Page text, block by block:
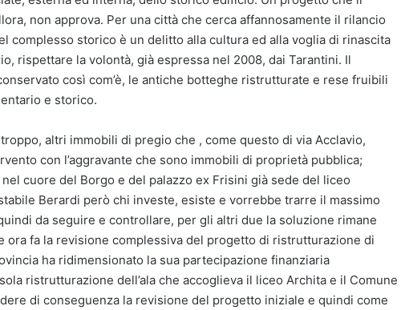
non approva. Per una città che cerca affannosamente il rilancio
complesso storico è un delitto alla cultura ed alla voglia di rinascita
rispettare la volontà, già espressa nel 2008, dai Tarantini. Il
così com’è, le antiche botteghe ristrutturate e rese fruibili
e storico.
altri immobili di pregio che , come questo di via Acclavio,
con l’aggravante che sono immobili di proprietà pubblica;
cuore del Borgo e del palazzo ex Frisini già sede del liceo
Berardi però chi investe, esiste e vorrebbe trarre il massimo
da seguire e controllare, per gli altri due la soluzione rimane
ora fa la revisione complessiva del progetto di ristrutturazione di
ha ridimensionato la sua partecipazione finanziaria
ristrutturazione dell’ala che accoglieva il liceo Archita e il Comune
di conseguenza la revisione del progetto iniziale e quindi come